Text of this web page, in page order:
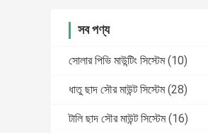
সব পণ্য
সোলার পিভি মাউন্টিং সিস্টেম (10)
ধাতু ছাদ সৌর মাউন্ট সিস্টেম (28)
টালি ছাদ সৌর মাউন্ট সিস্টেম (16)